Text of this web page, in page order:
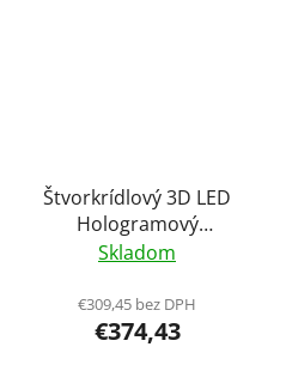
Štvorkrídlový 3D LED
Hologramový
Holografický Projektor
Rozlíšením Audio
Support 60cm Holofan
Skladom
€309,45 bez DPH
€374,43